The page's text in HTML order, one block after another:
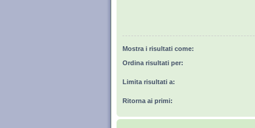
Mostra i risultati come:
Ordina risultati per:
Limita risultati a:
Ritorna ai primi: